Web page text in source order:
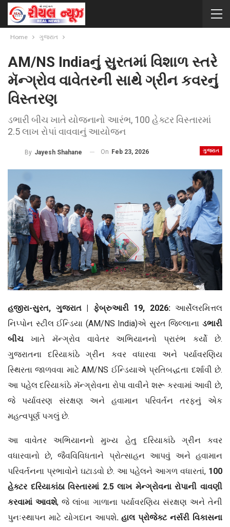
Home ગુજરાત
AM/NS Indiaનું સુરતમાં વિશાળ સ્તરે
મૅન્ગ્રોવ વાવેતરની સાથે ગ્રીન કવરનું
વિસ્તરણ
ડભારી બીચ ખાતે યોજનાનો આરંભ, 100 હેક્ટર વિસ્તારમાં
2.5 લાખ રોપાં વાવવાનું આયોજન
ગુજરાત
By Jayesh Shahane On Feb 23, 2026
હજીરા-સુરત, ગુજરાત | ફેબ્રુઆરી 19, 2026: આર્સેલરમિત્તલ
નિપ્પોન સ્ટીલ ઈન્ડિયા (AM/NS India)એ સુરત જિલ્લાના ડભારી
બીચ ખાતે મૅન્ગ્રોવ વાવેતર અભિયાનનો પ્રારંભ કર્યો છે.
ગુજરાતના દરિયાકાંઠે ગ્રીન કવર વધારવા અને પર્યાવરણિય
સ્થિરતા જાળવવા માટે AM/NS ઈન્ડિયાએ પ્રતિબદ્ધતા દર્શાવી છે.
આ પહેલ દરિયાકાંઠે મૅન્ગ્રોવના રોપા વાવીને શરૂ કરવામાં આવી છે,
જે પર્યાવરણ સંરક્ષણ અને હવામાન પરિવર્તન તરફનું એક
મહત્વપૂર્ણ પગલું છે.
આ વાવેતર અભિયાનનો મુખ્ય હેતુ દરિયાકાંઠે ગ્રીન કવર
વધારવાનો છે, જૈવવિવિધતાને પ્રોત્સાહન આપવું અને હવામાન
પરિવર્તનના પ્રભાવોને ઘટાડવો છે. આ પહેલને આગળ વધારતાં, 100
હેક્ટર દરિયાકાંઠા વિસ્તારમાં 2.5લાખ મેન્ગ્રોવના રોપાની વાવણી
કરવામાં આવશે, જે લાંબા ગાળાના પર્યાવરણિય સંરક્ષણ અને તેની
પુનઃસ્થાપન માટે યોગદાન આપશે. હાલ પ્રોજેક્ટ નર્સરી વિકાસના